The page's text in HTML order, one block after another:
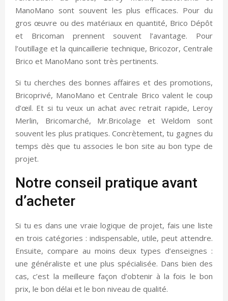
ManoMano sont souvent les plus efficaces. Pour du
gros œuvre ou des matériaux en quantité, Brico Dépôt
et Bricoman prennent souvent l’avantage. Pour
l’outillage et la quincaillerie technique, Bricozor, Centrale
Brico et ManoMano sont très pertinents.
Si tu cherches des bonnes affaires et des promotions,
Bricoprivé, ManoMano et Centrale Brico valent le coup
d’œil. Et si tu veux un achat avec retrait rapide, Leroy
Merlin, Bricomarché, Mr.Bricolage et Weldom sont
souvent les plus pratiques. Concrètement, tu gagnes du
temps dès que tu associes le bon site au bon type de
projet.
Notre conseil pratique avant
d’acheter
Si tu es dans une vraie logique de projet, fais une liste
en trois catégories : indispensable, utile, peut attendre.
Ensuite, compare au moins deux types d’enseignes :
une généraliste et une plus spécialisée. Dans bien des
cas, c’est la meilleure façon d’obtenir à la fois le bon
prix, le bon délai et le bon niveau de qualité.